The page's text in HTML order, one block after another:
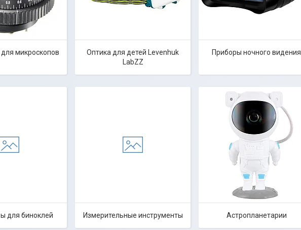
микроскопов
Оптика для детей Levenhuk
LabZZ
Приборы ночного видения
для биноклей Измерительные инструменты Астропланетарии